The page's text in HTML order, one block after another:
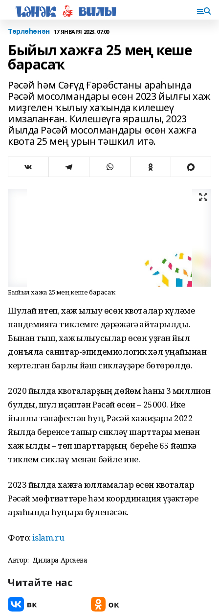
Төрлөһөнән 17 ЯНВАРЯ 2023, 07:00
Быйыл хажға 25 мең кеше
барасаҡ
Рәсәй һәм Сәғүд Ғәрәбстаны араһында
Рәсәй мосолмандары өсөн 2023 йылғы хаж
миҙгелен ҡылыу хаҡында килешеү
имзаланған. Килешеүгә ярашлы, 2023
йылда Рәсәй мосолмандары өсөн хажға
квота 25 мең урын тәшкил итә.
Быйыл хажға 25 мең кеше барасаҡ
Шулай итеп, хаж ҡылыу өсөн квоталар күләме
пандемияға тиклемге дәрәжәгә ҡайтарылды.
Бынан тыш, хаж ҡылыусылар өсөн уҙған йыл
донъяла санитар-эпидемиологик хәл уңайынан
кертелгән барлыҡ йәш сикләүҙәре бөтөрөлдө.
2020 йылда квоталарҙың дөйөм һаны 3 миллион
булды, шул иҫәптән Рәсәй өсөн – 25000. Ике
йыллыҡ тәнәфестән һуң, Рәсәй хажиҙары 2022
йылда беренсе тапҡыр сикләү шарттары менән
хаж ҡылды – төп шарттарҙың береһе 65 йәшкә
тиклем сикләү менән бәйле ине.
2023 йылда хажға юлламалар өсөн квоталар
Рәсәй мөфтиәттәре һәм координация үҙәктәре
араһында һуңыраҡ бүленәсәк.
Фото:islam.ru
Автор: Дилара Арсаева
Читайте нас